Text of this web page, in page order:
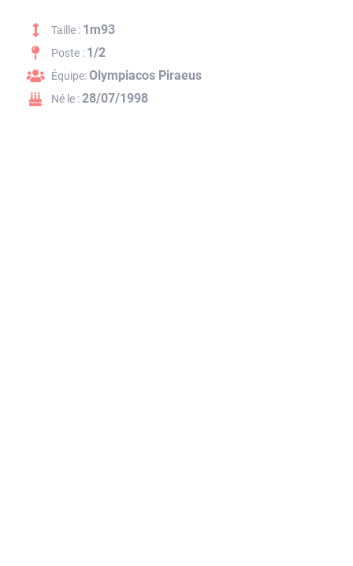
Taille : 1m93
Poste : 1/2
Équipe:Olympiacos Piraeus
Né le :28/07/1998